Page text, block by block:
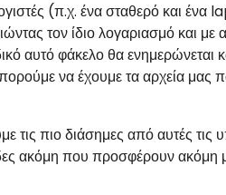
(π.χ. ένα σταθερό και
τον ίδιο λογαριασμό και
αυτό φάκελο θα
να έχουμε τα αρχεία μας
τις πιο διάσημες από αυτές τις
ακόμη που προσφέρουν ακόμη